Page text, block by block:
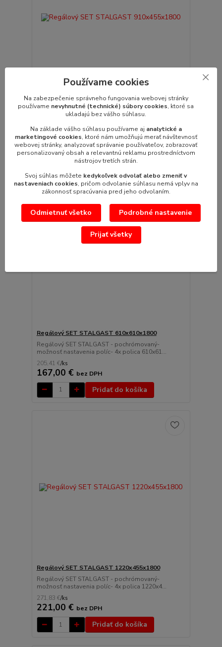
Regálový SET STALGAST 910x455x1800
Regálový SET STALGAST - pochrómovaný-
možnosť nastavenia políc- 4x polica 910x45...
217,71 €/ks
177,00 €bez DPH
Pridať do košíka
Regálový SET STALGAST 610x610x1800
Regálový SET STALGAST - pochrómovaný-
možnosť nastavenia políc- 4x polica 610x61...
205,41 €/ks
167,00 € bez DPH
Pridať do košíka
Regálový SET STALGAST 1220x455x1800
Regálový SET STALGAST - pochrómovaný-
možnosť nastavenia políc- 4x polica 1220x4...
271,83 €/ks
221,00 € bez DPH
Pridať do košíka
Používame cookies
Na zabezpečenie správneho fungovania webovej stránky
používame nevyhnutné (technické) súbory cookies, ktoré sa
ukladajú bez vášho súhlasu.
Na základe vášho súhlasu používame aj analytické a
marketingové cookies, ktoré nám umožňujú merať návštevnosť
webovej stránky, analyzovať správanie používateľov, zobrazovať
personalizovaný obsah a relevantnú reklamu prostredníctvom
nástrojov tretích strán.
Svoj súhlas môžete kedykoľvek odvolať alebo zmeniť v
nastaveniach cookies, pričom odvolanie súhlasu nemá vplyv na
zákonnosť spracúvania pred jeho odvolaním.
Odmietnuť všetko Podrobné nastavenie
Prijať všetky